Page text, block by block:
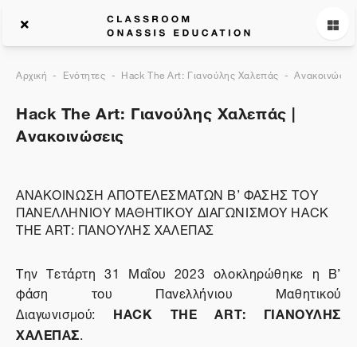
Αρχική Ενότητες Hack The Art: Γιανούλης Χαλεπάς
Hack The Art: Γιανούλης Χαλεπάς |
Ανακοινώσεις
ΑΝΑΚΟΙΝΩΣΗ ΑΠΟΤΕΛΕΣΜΑΤΩΝ Β’ ΦΑΣΗΣ ΤΟΥ
ΠΑΝΕΛΛΗΝΙΟΥ ΜΑΘΗΤΙΚΟΥ ΔΙΑΓΩΝΙΣΜΟΥ HACK
THE ART: ΓΙΑΝΟΥΛΗΣ ΧΑΛΕΠΑΣ
Την Τετάρτη 31 Μαΐου 2023 ολοκληρώθηκε η Β’
φάση του Πανελλήνιου Μαθητικού
Διαγωνισμού:
HACK THE ART: ΓΙΑΝΟΥΛΗΣ
ΧΑΛΕΠΑΣ.